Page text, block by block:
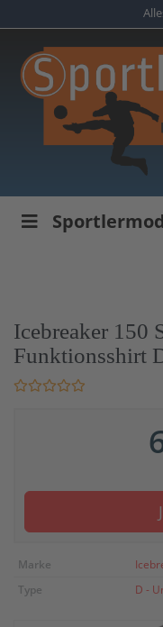
to
content
Icebreaker 150
Funktionsshirt
Marke
Type
D -